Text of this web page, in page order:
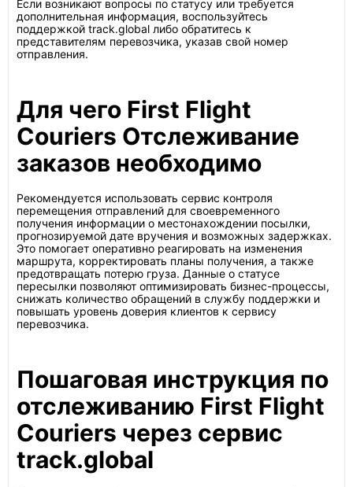
Если возникают вопросы по статусу или требуется
дополнительная информация, воспользуйтесь
поддержкой track.global либо обратитесь к
представителям перевозчика, указав свой номер
отправления.
Для чего First Flight
Couriers Отслеживание
заказов необходимо
Рекомендуется использовать сервис контроля
перемещения отправлений для своевременного
получения информации о местонахождении посылки,
прогнозируемой дате вручения и возможных задержках.
Это помогает оперативно реагировать на изменения
маршрута, корректировать планы получения, а также
предотвращать потерю груза. Данные о статусе
пересылки позволяют оптимизировать бизнес-процессы,
снижать количество обращений в службу поддержки и
повышать уровень доверия клиентов к сервису
перевозчика.
Пошаговая инструкция по
отслеживанию First Flight
Couriers через сервис
track.global